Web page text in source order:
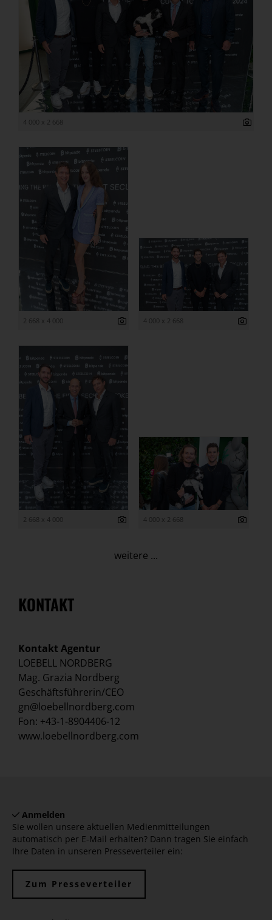
4 000 x 2 668
2 668 x 4 000 4 000 x 2 668
2 668 x 4 000 4 000 x 2 668
weitere ...
KONTAKT
Kontakt Agentur
LOEBELL NORDBERG
Mag. Grazia Nordberg
Geschäftsführerin/CEO
gn@loebellnordberg.com
Fon: +43-1-8904406-12
www.loebellnordberg.com
Anmelden
Sie wollen unsere aktuellen Medienmitteilungen
automatisch per E-Mail erhalten? Dann tragen Sie einfach
Ihre Daten in unseren Presseverteiler ein:
Zum Presseverteiler